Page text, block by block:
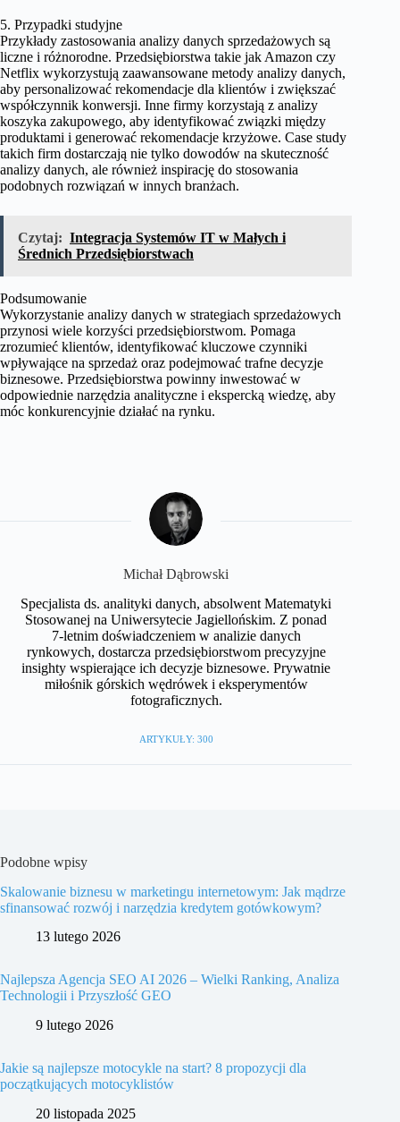
5. Przypadki studyjne
Przykłady zastosowania analizy danych sprzedażowych są
liczne i różnorodne. Przedsiębiorstwa takie jak Amazon czy
Netflix wykorzystują zaawansowane metody analizy danych,
aby personalizować rekomendacje dla klientów i zwiększać
współczynnik konwersji. Inne firmy korzystają z analizy
koszyka zakupowego, aby identyfikować związki między
produktami i generować rekomendacje krzyżowe. Case study
takich firm dostarczają nie tylko dowodów na skuteczność
analizy danych, ale również inspirację do stosowania
podobnych rozwiązań w innych branżach.
Czytaj: Integracja Systemów IT w Małych i
Średnich Przedsiębiorstwach
Podsumowanie
Wykorzystanie analizy danych w strategiach sprzedażowych
przynosi wiele korzyści przedsiębiorstwom. Pomaga
zrozumieć klientów, identyfikować kluczowe czynniki
wpływające na sprzedaż oraz podejmować trafne decyzje
biznesowe. Przedsiębiorstwa powinny inwestować w
odpowiednie narzędzia analityczne i ekspercką wiedzę, aby
móc konkurencyjnie działać na rynku.
Michał Dąbrowski
Specjalista ds. analityki danych, absolwent Matematyki
Stosowanej na Uniwersytecie Jagiellońskim. Z ponad
7-letnim doświadczeniem w analizie danych
rynkowych, dostarcza przedsiębiorstwom precyzyjne
insighty wspierające ich decyzje biznesowe. Prywatnie
miłośnik górskich wędrówek i eksperymentów
fotograficznych.
ARTYKUŁY: 300
Podobne wpisy
Skalowanie biznesu w marketingu internetowym: Jak mądrze
sfinansować rozwój i narzędzia kredytem gotówkowym?
13 lutego 2026
Najlepsza Agencja SEO AI 2026 – Wielki Ranking, Analiza
Technologii i Przyszłość GEO
9 lutego 2026
Jakie są najlepsze motocykle na start? 8 propozycji dla
początkujących motocyklistów
20 listopada 2025